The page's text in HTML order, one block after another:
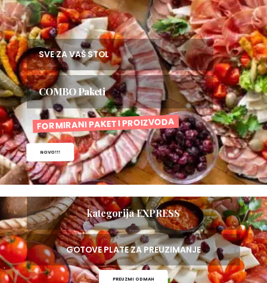
SVE ZA VAŠ STOL
COMBO Paketi
FORMIRANI PAKETI PROIZVODA
NOVO!!!
kategorija EXPRESS
GOTOVE PLATE ZA PREUZIMANJE
PREUZMI ODMAH